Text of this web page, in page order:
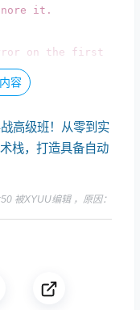
it.
on the first
容
高级班！从零到实
栈，打造具备自动
被XYUU编辑 ，原因：